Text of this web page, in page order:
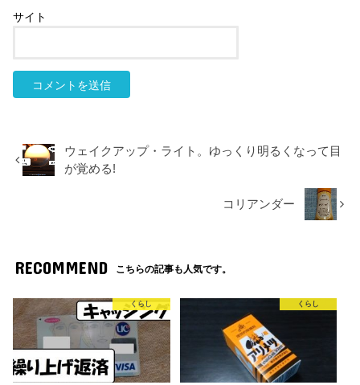
サイト
ウェイクアップ・ライト。ゆっくり明るくなって目
が覚める!
コリアンダー
RECOMMEND こちらの記事も人気です。
くらし くらし